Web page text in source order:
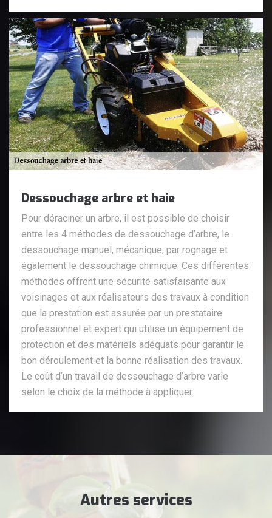
Dessouchage arbre et haie
Pour déraciner un arbre, il est possible de choisir
entre les 4 méthodes de dessouchage d’arbre, le
dessouchage manuel, mécanique, par rognage et
également le dessouchage chimique. Ces différentes
méthodes offrent une sécurité satisfaisante aux
voisinages et aux réalisateurs des travaux à condition
que la prestation est assurée par un prestataire
professionnel et expert qui utilise un équipement de
protection et des matériels adéquats pour garantir le
bon déroulement et la bonne réalisation des travaux.
Le coût d’un travail de dessouchage d’arbre varie
selon le choix de la méthode à appliquer.
Autres services